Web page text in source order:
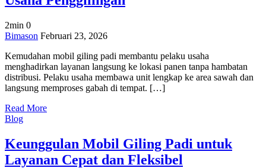
2min 0
on
Mobil
Giling
Padi
untuk
Penggilingan
Bimason Februari 23, 2026
Kemudahan mobil giling padi membantu pelaku usaha
menghadirkan layanan langsung ke lokasi panen tanpa hambatan
distribusi. Pelaku usaha membawa unit lengkap ke area sawah dan
langsung memproses gabah di tempat. […]
Read More
Blog
Keunggulan Mobil Giling Padi untuk
Layanan Cepat dan Fleksibel